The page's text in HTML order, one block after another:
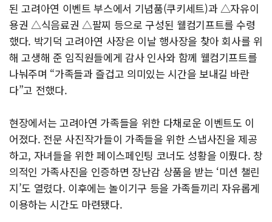
된 고려아연 이벤트 부스에서 기념품(쿠키세트)과 △자유이
용권 △식음료권 △팔찌 등으로 구성된 웰컴기프트를 수령
했다. 박기덕 고려아연 사장은 이날 행사장을 찾아 회사를 위
해 고생해 준 임직원들에게 감사 인사와 함께 웰컴기프트를
나눠주며 “가족들과 즐겁고 의미있는 시간을 보내길 바란
다”고 전했다.
현장에서는 고려아연 가족들을 위한 다채로운 이벤트도 이
어졌다. 전문 사진작가들이 가족들을 위한 스냅사진을 제공
하고, 자녀들을 위한 페이스페인팅 코너도 성황을 이뤘다. 창
의적인 가족사진을 인증하면 장난감 상품을 받는 ‘미션 챌린
지’도 열렸다. 이후에는 놀이기구 등을 가족들끼리 자유롭게
이용하는 시간도 마련됐다.